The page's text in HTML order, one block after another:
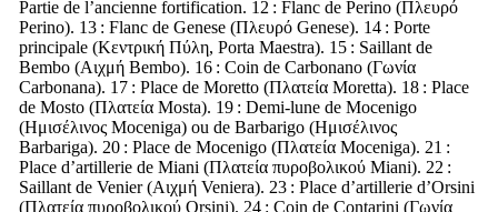
Partie de l’ancienne fortification. 12 : Flanc de Perino (Πλευρό
Perino). 13 : Flanc de Genese (Πλευρό Genese). 14 : Porte
principale (Κεντρική Πύλη, Porta Maestra). 15 : Saillant de
Bembo (Αιχμή Bembo). 16 : Coin de Carbonano (Γωνία
Carbonana). 17 : Place de Moretto (Πλατεία Moretta). 18 : Place
de Mosto (Πλατεία Mosta). 19 : Demi-lune de Mocenigo
(Ημισέλινος Moceniga) ou de Barbarigo (Ημισέλινος
Barbariga). 20 : Place de Mocenigo (Πλατεία Moceniga). 21 :
Place d’artillerie de Miani (Πλατεία πυροβολικού Miani). 22 :
Saillant de Venier(Αιχμή Veniera). 23 : Place d’artillerie d’Orsini
(Πλατεία πυροβολικού Orsini). 24 : Coin de Contarini (Γωνία